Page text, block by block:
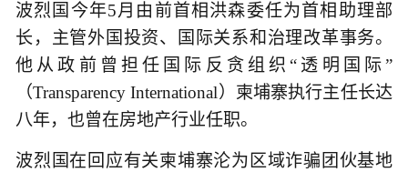
波烈国今年5月由前首相洪森委任为首相助理部
长，主管外国投资、国际关系和治理改革事务。
他从政前曾担任国际反贪组织“透明国际”
（Transparency International）柬埔寨执行主任长达
八年，也曾在房地产行业任职。
波烈国在回应有关柬埔寨沦为区域诈骗团伙基地